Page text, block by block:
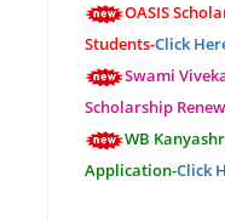
OASIS
Students-Click
Swami
Scholarship
WB
Application-Click